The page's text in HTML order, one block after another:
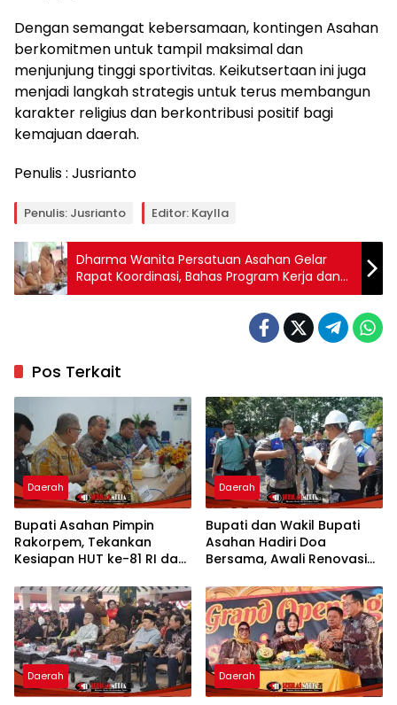
Dengan semangat kebersamaan, kontingen Asahan
berkomitmen untuk tampil maksimal dan
menjunjung tinggi sportivitas. Keikutsertaan ini juga
menjadi langkah strategis untuk terus membangun
karakter religius dan berkontribusi positif bagi
kemajuan daerah.
Penulis : Jusrianto
Penulis: Jusrianto Editor: Kaylla
Dharma Wanita Persatuan Asahan Gelar
Rapat Koordinasi, Bahas Program Kerja dan
Pemberdayaan Anggota
Pos Terkait
Daerah
Bupati Asahan Pimpin
Rakorpem, Tekankan
Kesiapan HUT ke-81 RI dan
Prioritas 2027
Daerah
Bupati dan Wakil Bupati
Asahan Hadiri Doa
Bersama, Awali Renovasi
Daerah Daerah